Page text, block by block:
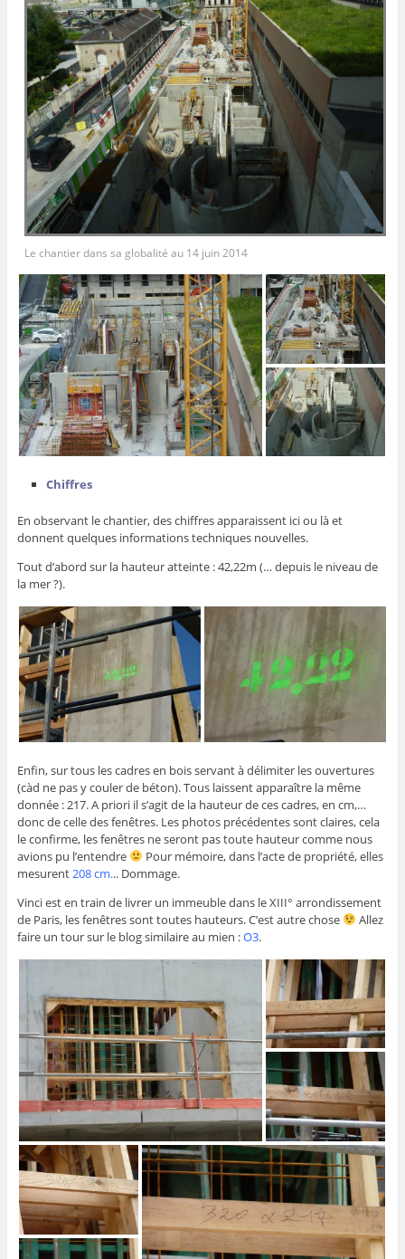
Le chantier dans sa globalité au 14 juin 2014
Chiffres
En observant le chantier, des chiffres apparaissent ici ou là et
donnent quelques informations techniques nouvelles.
Tout d’abord sur la hauteur atteinte : 42,22m (… depuis le niveau de
la mer ?).
Enfin, sur tous les cadres en bois servant à délimiter les ouvertures
(càd ne pas y couler de béton). Tous laissent apparaître la même
donnée : 217. A priori il s’agit de la hauteur de ces cadres, en cm,…
donc de celle des fenêtres. Les photos précédentes sont claires, cela
le confirme, les fenêtres ne seront pas toute hauteur comme nous
avions pu l’entendre
Pour mémoire, dans l’acte de propriété, elles
mesurent208 cm... Dommage.
Vinci est en train de livrer un immeuble dans le XIII° arrondissement
de Paris, les fenêtres sont toutes hauteurs. C’est autre chose
Allez
faire un tour sur le blog similaire au mien :O3.